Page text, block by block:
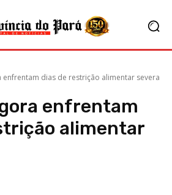
enfrentam dias de restrição alimentar severa
enfrentam
alimentar